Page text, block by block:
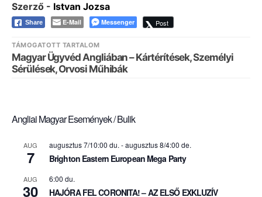
Szerző - Istvan Jozsa
Share E-Mail Messenger Post
TÁMOGATOTT TARTALOM
Magyar Ügyvéd Angliában – Kártérítések, Személyi
Sérülések, Orvosi Műhibák
Angliai Magyar Események / Bulik
AUG
7
augusztus 7/10:00 du.-augusztus 8/4:00 de.
Brighton Eastern European Mega Party
AUG
30
6:00 du.
HAJÓRA FEL CORONITA! – AZ ELSŐ EXKLUZÍV